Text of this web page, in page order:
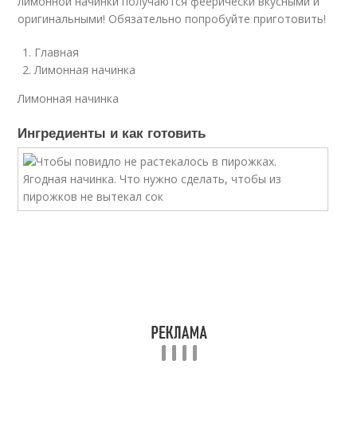
оригинальными! Обязательно попробуйте приготовить!
Главная
Лимонная начинка
Лимонная начинка
Ингредиенты и как готовить